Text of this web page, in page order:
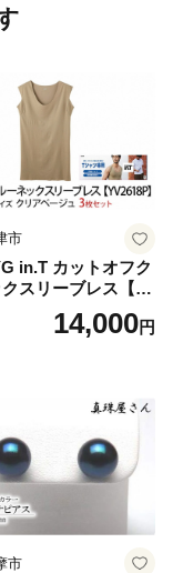
市
in.T カットオフク
スリーブレス【Y
Lサイズ クリアベ
セット [№5716-04
14,000円
市